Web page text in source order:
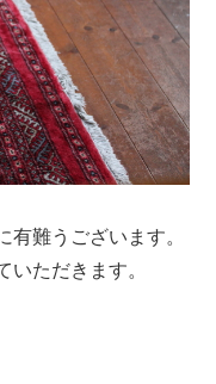
有難うございます。
いただきます。